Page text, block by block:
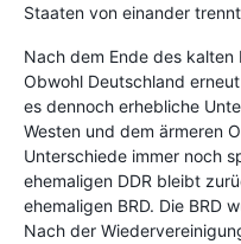
Staaten von einander
Nach dem Ende des kalten
Obwohl Deutschland
es dennoch erhebliche
Westen und dem ärmeren
Unterschiede immer noch
ehemaligen DDR bleibt
ehemaligen BRD. Die BRD
Nach der